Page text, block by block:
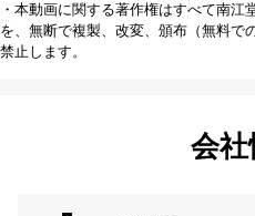
・本動画に関する著作権はすべて南
を、無断で複製、改変、頒布（無料で
禁止します。
会社